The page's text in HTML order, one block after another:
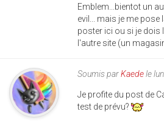
Emblem...bientot un
evil... mais je me
poster ici ou si je dois
l'autre site (un
Soumis parKaedele
Je profite du post de
test de prévu?